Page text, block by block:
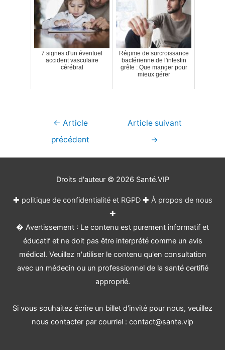
7 signes d'un éventuel
accident vasculaire
cérébral
Régime de surcroissance
bactérienne de l'intestin
grêle : Que manger pour
mieux gérer
Navigation
← Article
précédent
Article suivant
→
Droits d'auteur © 2026 Santé.VIP
✚ politique de confidentialité et RGPD✚ À propos de nous
✚
� Avertissement : Le contenu est purement informatif et
éducatif et ne doit pas être interprété comme un avis
médical. Veuillez n'utiliser le contenu qu'en consultation
avec un médecin ou un professionnel de la santé certifié
approprié.
Si vous souhaitez écrire un billet d'invité pour nous, veuillez
nous contacter par courriel : contact@sante.vip